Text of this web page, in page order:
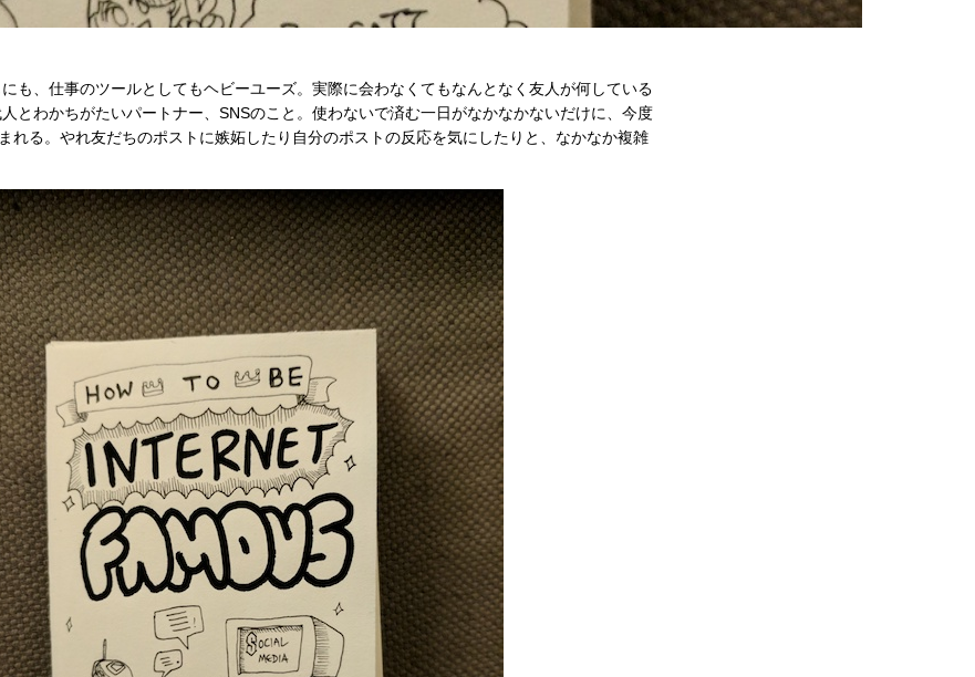
も、仕事のツールとしてもヘビーユーズ。実際に会わなくてもなんとなく友人が何している
とわかちがたいパートナー、SNSのこと。使わないで済む一日がなかなかないだけに、今度
れる。やれ友だちのポストに嫉妬したり自分のポストの反応を気にしたりと、なかなか複雑